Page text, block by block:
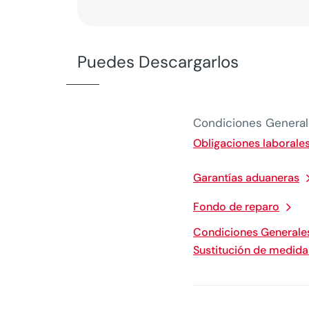
Puedes Descargarlos
Condiciones
Obligaciones
Garantías aduaneras
Fondo de reparo
Condiciones
Sustitución de